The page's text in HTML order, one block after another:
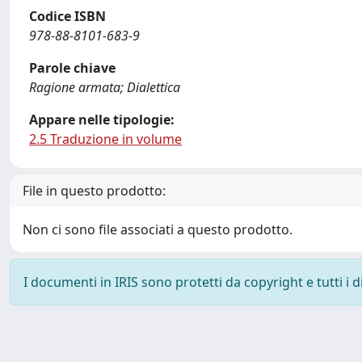
Codice ISBN
978-88-8101-683-9
Parole chiave
Ragione armata; Dialettica
Appare nelle tipologie:
2.5 Traduzione in volume
File in questo prodotto:
Non ci sono file associati a questo prodotto.
I documenti in IRIS sono protetti da copyright e tutti i